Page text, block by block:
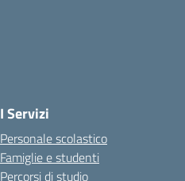
I Servizi
Personale scolastico
Famiglie e studenti
Percorsi di studio